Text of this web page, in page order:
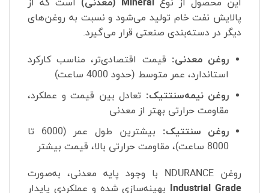
این محصول از نوع Mineral (معدنی)
است که از
پالایش نفت خام تولید می‌شود و نسبت به روغن‌های
دیگر در دسته‌بندی صنعتی قرار می‌گیرد.
روغن معدنی: قیمت اقتصادی‌تر، مناسب کارکرد
استاندارد، عمر متوسط (حدود 4000 ساعت)
روغن نیمه‌سنتتیک: تعادل بین قیمت و عملکرد،
مقاومت حرارتی بهتر از معدنی
روغن سنتتیک:
بیشترین طول عمر (6000 تا
8000 ساعت)، مقاومت حرارتی بالا، قیمت بیشتر
روغن NDURANCE با وجود پایه معدنی، به‌صورت
Industrial Grade بهینه‌سازی شده و عملکردی پایدار